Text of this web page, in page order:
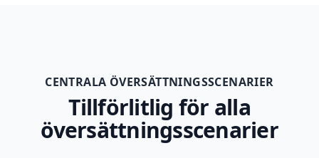
CENTRALA ÖVERSÄTTNINGSSCENARIER
Tillförlitlig för alla
översättningsscenarier